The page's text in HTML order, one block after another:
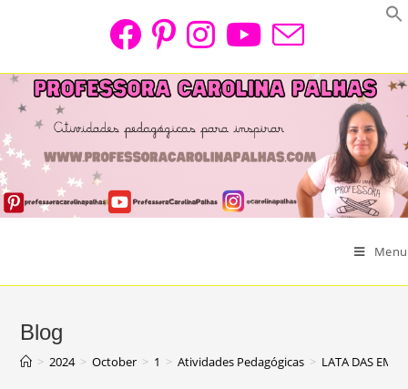
Menu
Blog
> 2024 > October > 1 > Atividades Pedagógicas > LATA DAS